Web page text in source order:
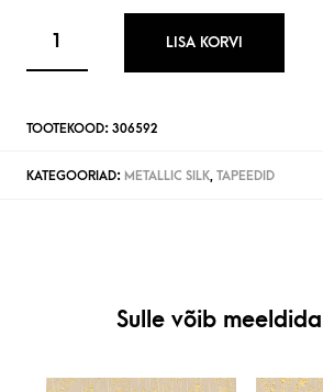
LISA KORVI
TOOTEKOOD: 306592
KATEGOORIAD: METALLIC SILK, TAPEEDID
Sulle võib